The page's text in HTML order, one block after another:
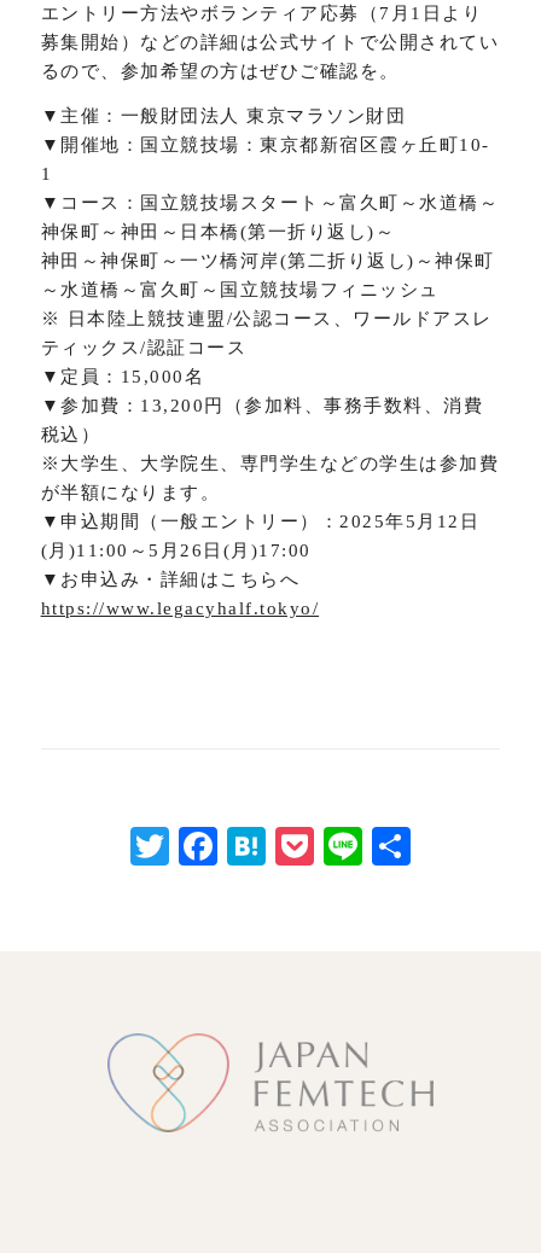
エントリー方法やボランティア応募（7月1日より
募集開始）などの詳細は公式サイトで公開されてい
るので、参加希望の方はぜひご確認を。
▼主催：一般財団法人 東京マラソン財団
▼開催地：国立競技場：東京都新宿区霞ヶ丘町10-
1
▼コース：国立競技場スタート～富久町～水道橋～
神保町～神田～日本橋(第一折り返し)～
神田～神保町～一ツ橋河岸(第二折り返し)～神保町
～水道橋～富久町～国立競技場フィニッシュ
※ 日本陸上競技連盟/公認コース、ワールドアスレ
ティックス/認証コース
▼定員：15,000名
▼参加費：13,200円（参加料、事務手数料、消費
税込）
※大学生、大学院生、専門学生などの学生は参加費
が半額になります。
▼申込期間（一般エントリー）：2025年5月12日
(月)11:00～5月26日(月)17:00
▼お申込み・詳細はこちらへ
https://www.legacyhalf.tokyo/
TwitterFacebook
HatenaPocket
Line